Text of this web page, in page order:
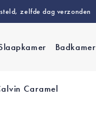
zelfde dag verzonden
Badkamer
Caramel